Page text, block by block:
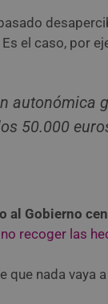
el caso, por
50.000
al Gobierno
recoger las
que nada vaya